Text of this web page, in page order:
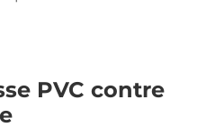
PVC contre